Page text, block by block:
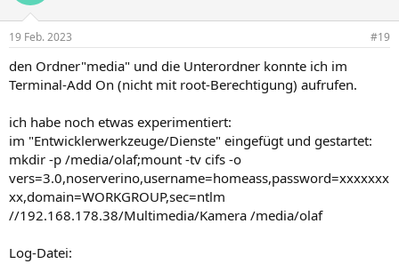
19 Feb. 2023 #19
den Ordner"media" und die Unterordner konnte ich im
Terminal-Add On (nicht mit root-Berechtigung) aufrufen.
ich habe noch etwas experimentiert:
im "Entwicklerwerkzeuge/Dienste" eingefügt und gestartet:
mkdir -p /media/olaf;mount -tv cifs -o
vers=3.0,noserverino,username=homeass,password=xxxxxxx
xx,domain=WORKGROUP,sec=ntlm
//192.168.178.38/Multimedia/Kamera /media/olaf
Log-Datei: